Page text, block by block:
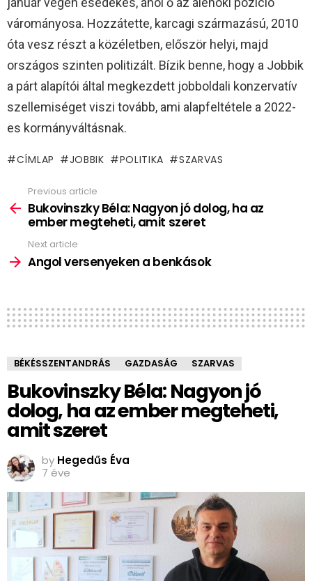
várományosa. Hozzátette, karcagi származású, 2010
óta vesz részt a közéletben, először helyi, majd
országos szinten politizált. Bízik benne, hogy a Jobbik
a párt alapítói által megkezdett jobboldali konzervatív
szellemiséget viszi tovább, ami alapfeltétele a 2022-
es kormányváltásnak.
CÍMLAP JOBBIK POLITIKA SZARVAS
more
Previous article
Bukovinszky Béla: Nagyon jó dolog, ha az
ember megteheti, amit szeret
Next article
Angol versenyeken a benkások
BÉKÉSSZENTANDRÁS GAZDASÁG SZARVAS
Bukovinszky Béla: Nagyon jó
dolog, ha az ember megteheti,
amit szeret
by Hegedűs Éva
7 éve